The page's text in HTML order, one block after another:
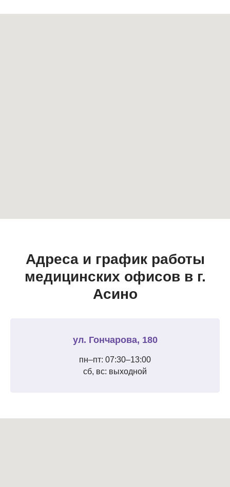
Адреса и график работы
медицинских офисов в г.
Асино
ул. Гончарова, 180
пн–пт: 07:30–13:00
сб, вс: выходной